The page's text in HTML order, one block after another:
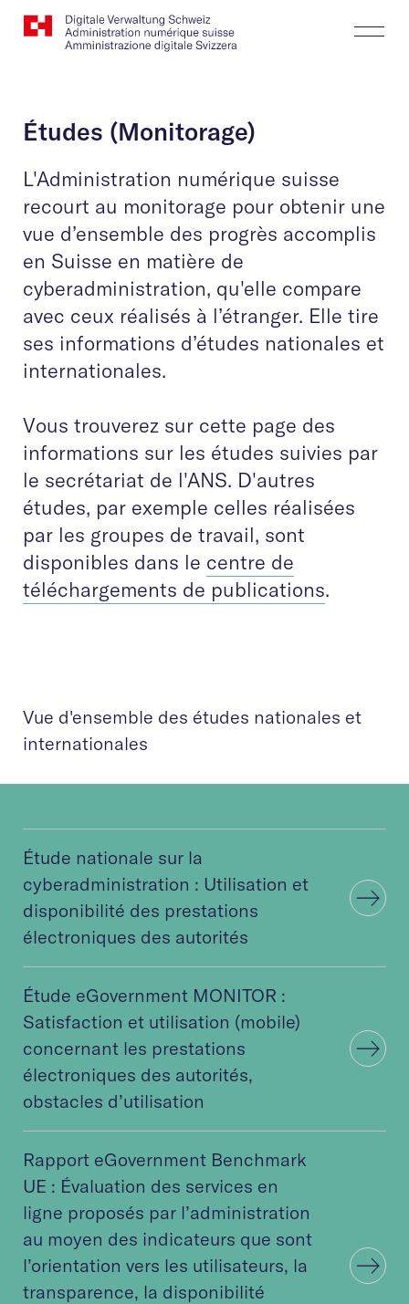
Website
Logo
Recherche
Études (Monitorage)
L'Administration numérique suisse
recourt au monitorage pour obtenir une
vue d’ensemble des progrès accomplis
en Suisse en matière de
cyberadministration, qu'elle compare
avec ceux réalisés à l’étranger. Elle tire
ses informations d’études nationales et
internationales.
Vous trouverez sur cette page des
informations sur les études suivies par
le secrétariat de l'ANS. D'autres
études, par exemple celles réalisées
par les groupes de travail, sont
disponibles dans le centre de
téléchargements de publications.
Vue d'ensemble des études nationales et
internationales
Étude nationale sur la
cyberadministration : Utilisation et
disponibilité des prestations
électroniques des autorités
Étude eGovernment MONITOR :
Satisfaction et utilisation (mobile)
concernant les prestations
électroniques des autorités,
obstacles d’utilisation
Rapport eGovernment Benchmark
UE : Évaluation des services en
ligne proposés par l’administration
au moyen des indicateurs que sont
l’orientation vers les utilisateurs, la
transparence, la disponibilité